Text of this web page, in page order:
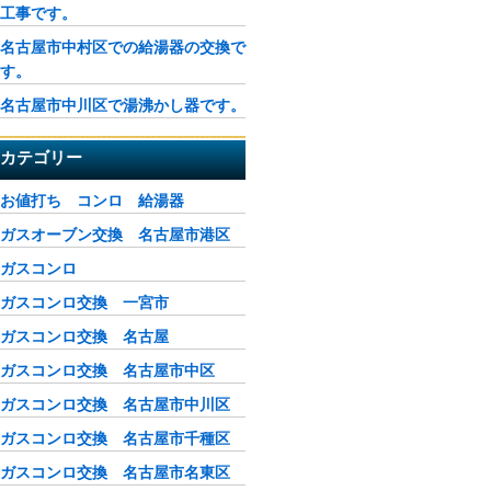
工事です。
名古屋市中村区での給湯器の交換で
す。
名古屋市中川区で湯沸かし器です。
カテゴリー
お値打ち コンロ 給湯器
ガスオーブン交換 名古屋市港区
ガスコンロ
ガスコンロ交換 一宮市
ガスコンロ交換 名古屋
ガスコンロ交換 名古屋市中区
ガスコンロ交換 名古屋市中川区
ガスコンロ交換 名古屋市千種区
ガスコンロ交換 名古屋市名東区